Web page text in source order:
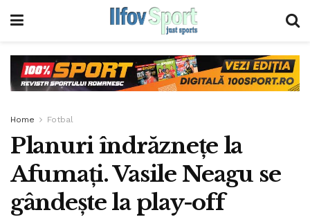
Home Fotbal
Planuri îndrăznețe la
Afumați. Vasile Neagu se
gândește la play-off